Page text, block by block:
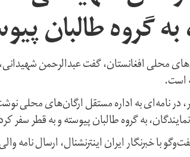
به گروه طالبان
محلی افغانستان، گفت عبدالرحمن
است.
والی بامیان، ۲۰ میزان/مهر، در نامه‌ای به اداره مستقل
به گروه طالبان پیوسته و به قطر سفر
خبرنگار ایران اینترنشنال، ارسال نامه